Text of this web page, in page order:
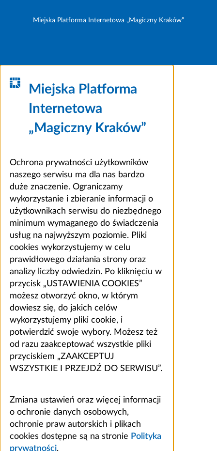
Miejska Platforma Internetowa „Magiczny Kraków”
Miejska Platforma
Internetowa
„Magiczny Kraków”
Ochrona prywatności użytkowników
naszego serwisu ma dla nas bardzo
duże znaczenie. Ograniczamy
wykorzystanie i zbieranie informacji o
użytkownikach serwisu do niezbędnego
minimum wymaganego do świadczenia
usług na najwyższym poziomie. Pliki
cookies wykorzystujemy w celu
prawidłowego działania strony oraz
analizy liczby odwiedzin. Po kliknięciu w
przycisk „USTAWIENIA COOKIES”
możesz otworzyć okno, w którym
dowiesz się, do jakich celów
wykorzystujemy pliki cookie, i
potwierdzić swoje wybory. Możesz też
od razu zaakceptować wszystkie pliki
przyciskiem „ZAAKCEPTUJ
WSZYSTKIE I PRZEJDŹ DO SERWISU”.
Zmiana ustawień oraz więcej informacji
o ochronie danych osobowych,
ochronie praw autorskich i plikach
cookies dostępne są na stronie Polityka
prywatności.